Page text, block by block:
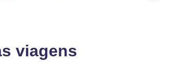
viagens